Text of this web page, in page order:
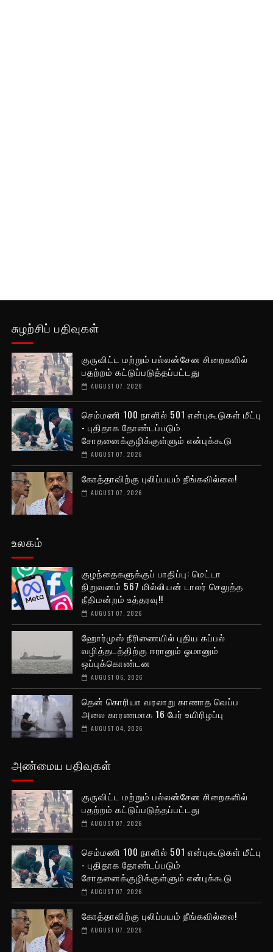
சுழற்சிப் பதிவுகள்
குருவிட்ட மற்றும் பல்லன்சேன சிறைகளில்
பதற்றம் கட்டுப்படுத்தப்பட்டது
AUGUST 07, 2026
செம்மணி 100 நாளில் 501 என்புகூடுகள் மீட்பு
- புதிதாக தோண்டப்படும்
சோதனைக்குழிக்குள்ளும் என்புக்கூடு
AUGUST 07, 2026
கோத்தாவிற்கு புலிப்பயம் நீங்கவில்லை!
AUGUST 07, 2026
உலகம்
குழந்தைகளுக்குப் பாதிப்பு: மெட்டா
நிறுவனம் 567 மில்லியன் டாலர் செலுத்த
நீதிமன்றம் உத்தரவு!!
AUGUST 07, 2026
ஹோர்முஸ் நீரிணையில் புதிய கப்பல்
வழித்தடத்திற்கு ஈரானும் ஓமானும்
ஒப்புக்கொண்டன
AUGUST 06, 2026
தென் கொரியா வரலாறு காணாத வெப்ப
அலை காரணமாக 16 பேர் உயிரிழப்பு
AUGUST 04, 2026
அண்மைய பதிவுகள்
குருவிட்ட மற்றும் பல்லன்சேன சிறைகளில்
பதற்றம் கட்டுப்படுத்தப்பட்டது
AUGUST 07, 2026
செம்மணி 100 நாளில் 501 என்புகூடுகள் மீட்பு
- புதிதாக தோண்டப்படும்
சோதனைக்குழிக்குள்ளும் என்புக்கூடு
AUGUST 07, 2026
கோத்தாவிற்கு புலிப்பயம் நீங்கவில்லை!
AUGUST 07, 2026